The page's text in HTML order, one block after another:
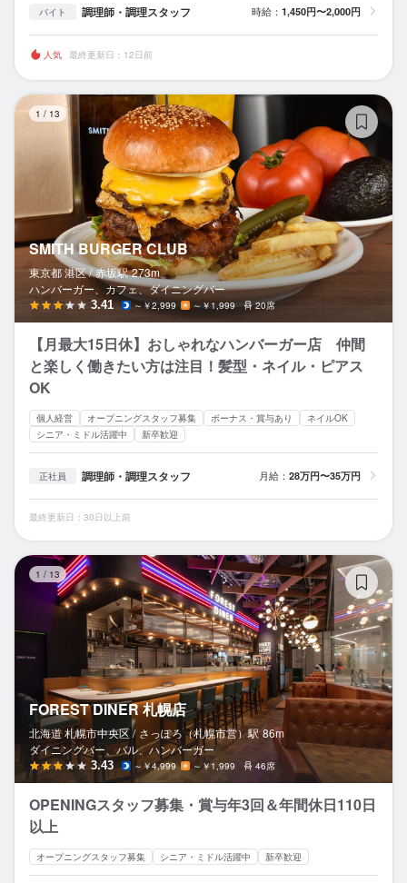
バイト 調理師・調理スタッフ 時給： 1,450円〜2,000円
人気 最終更新日：12日前
1 / 13
SMITH BURGER CLUB
東京都 港区 / 赤坂駅 273m
ハンバーガー、カフェ、ダイニングバー
3.41 ～￥2,999 ～￥1,999 20席
【月最大15日休】おしゃれなハンバーガー店 仲間
と楽しく働きたい方は注目！髪型・ネイル・ピアス
OK
個人経営 オープニングスタッフ募集 ボーナス・賞与あり
ネイルOK
シニア・ミドル活躍中
新卒歓迎
正社員 調理師・調理スタッフ 月給： 28万円〜35万円
最終更新日：30日以上前
1 / 13
FOREST DINER 札幌店
北海道 札幌市中央区 / さっぽろ（札幌市営）駅 86m
ダイニングバー、バル、ハンバーガー
3.43 ～￥4,999 ～￥1,999 46席
OPENINGスタッフ募集・賞与年3回＆年間休日110日
以上
オープニングスタッフ募集 シニア・ミドル活躍中 新卒歓迎